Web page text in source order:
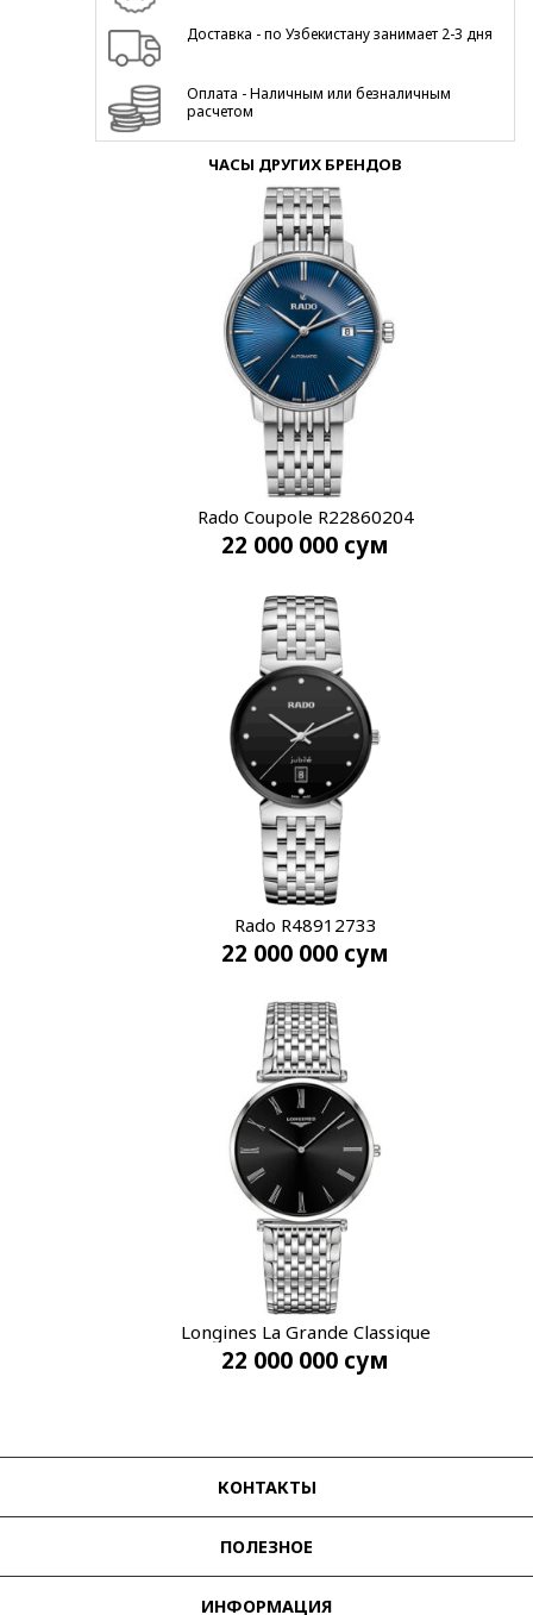
Доставка - по Узбекистану занимает 2-3 дня
Оплата - Наличным или безналичным
расчетом
ЧАСЫ ДРУГИХ БРЕНДОВ
Rado Coupole R22860204
22 000 000 сум
Rado R48912733
22 000 000 сум
Longines La Grande Classique
L4.755.4.51.6
22 000 000 сум
КОНТАКТЫ
ПОЛЕЗНОЕ
ИНФОРМАЦИЯ